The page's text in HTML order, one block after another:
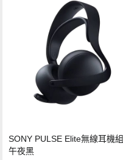
SONY PULSE Elite無線耳機組
午夜黑